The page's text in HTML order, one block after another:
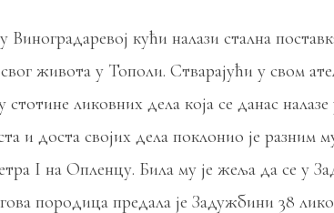
Виноградаревој кући налази стална
живота у Тополи. Стварајући у свом
стотине ликовних дела која се данас
и доста својих дела поклонио је разним
I на Опленцу. Била му је жеља да се у
породица предала је Задужбини 38